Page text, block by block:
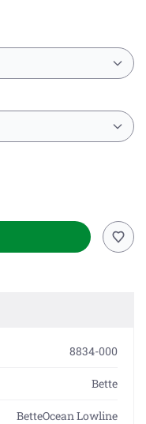
8834-000
Bette
BetteOcean Lowline